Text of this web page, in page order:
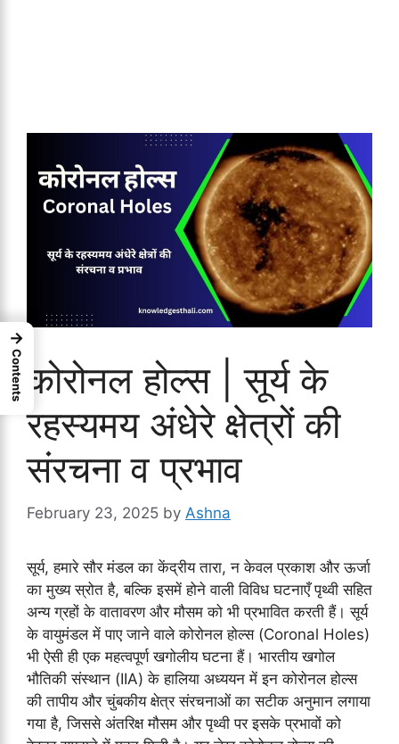
कोरोनल होल्स | सूर्य के
रहस्यमय अंधेरे क्षेत्रों की
संरचना व प्रभाव
February 23, 2025 by Ashna
सूर्य, हमारे सौर मंडल का केंद्रीय तारा, न केवल प्रकाश और ऊर्जा
का मुख्य स्रोत है, बल्कि इसमें होने वाली विविध घटनाएँ पृथ्वी सहित
अन्य ग्रहों के वातावरण और मौसम को भी प्रभावित करती हैं। सूर्य
के वायुमंडल में पाए जाने वाले कोरोनल होल्स (Coronal Holes)
भी ऐसी ही एक महत्वपूर्ण खगोलीय घटना हैं। भारतीय खगोल
भौतिकी संस्थान (IIA) के हालिया अध्ययन में इन कोरोनल होल्स
की तापीय और चुंबकीय क्षेत्र संरचनाओं का सटीक अनुमान लगाया
गया है, जिससे अंतरिक्ष मौसम और पृथ्वी पर इसके प्रभावों को
→
Contents